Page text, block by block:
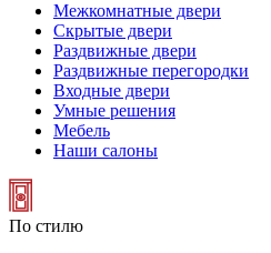
Межкомнатные двери
Скрытые двери
Раздвижные двери
Раздвижные перегородки
Входные двери
Умные решения
Мебель
Наши салоны
По стилю